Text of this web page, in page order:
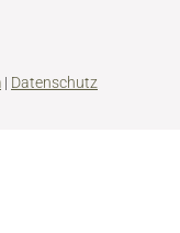
| Datenschutz